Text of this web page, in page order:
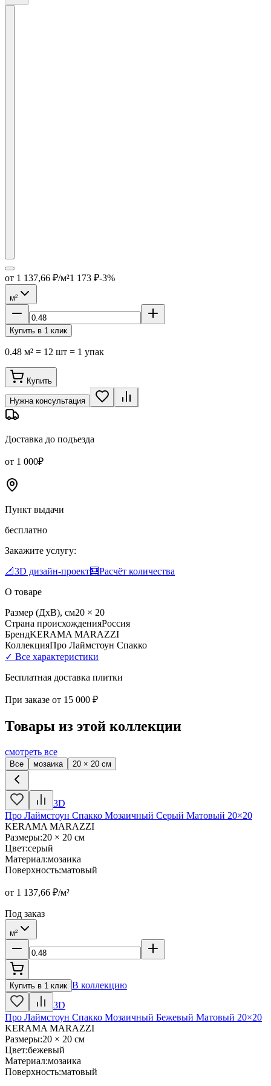
от 1 137,66 ₽/м²1 173 ₽-3%
м²
Купить в 1 клик
0.48 м² = 12 шт = 1 упак
Купить
Нужна консультация
Доставка до подъезда
от 1 000₽
Пункт выдачи
бесплатно
Закажите услугу:
📐3D дизайн-проект🧮Расчёт количества
О товаре
Размер (ДхВ), см20 × 20
Страна происхожденияРоссия
БрендKERAMA MARAZZI
КоллекцияПро Лаймстоун Спакко
✓ Все характеристики
Бесплатная доставка плитки
При заказе от 15 000 ₽
Товары из этой коллекции
смотреть все
Все мозаика 20 × 20 см
3D
Про Лаймстоун Спакко Мозаичный Серый Матовый 20×20
KERAMA MARAZZI
Размеры:20 × 20 см
Цвет:серый
Материал:мозаика
Поверхность:матовый
от 1 137,66 ₽/м²
Под заказ
м²
Купить в 1 клик В коллекцию
3D
Про Лаймстоун Спакко Мозаичный Бежевый Матовый 20×20
KERAMA MARAZZI
Размеры:20 × 20 см
Цвет:бежевый
Материал:мозаика
Поверхность:матовый